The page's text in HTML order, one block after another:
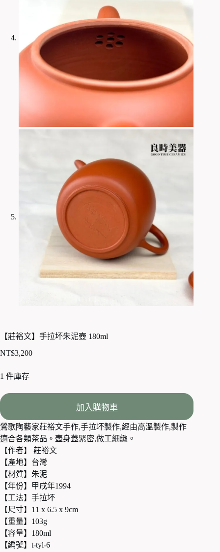
【莊裕文】手拉坏朱泥壺 180ml
NT$3,200
1 件庫存
加入購物車
鶯歌陶藝家莊裕文手作,手拉坏製作,經由高溫製作,製作
適合各類茶品。壺身蓋緊密,做工細緻。
【作者】 莊裕文
【產地】台灣
【材質】朱泥
【年份】甲戌年1994
【工法】手拉坏
【尺寸】11 x 6.5 x 9cm
【重量】103g
【容量】180ml
【編號】t-tyl-6